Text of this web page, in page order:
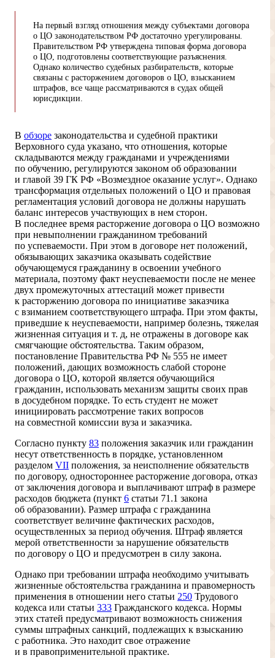
На первый взгляд отношения между субъектами договора
о ЦО законодательством РФ достаточно урегулированы.
Правительством РФ утверждена типовая форма договора
о ЦО, подготовлены соответствующие разъяснения.
Однако количество судебных разбирательств, которые
связаны с расторжением договоров о ЦО, взысканием
штрафов, все чаще рассматриваются в судах общей
юрисдикции.
В обзоре законодательства и судебной практики
Верховного суда указано, что отношения, которые
складываются между гражданами и учреждениями
по обучению, регулируются законом об образовании
и главой 39 ГК РФ «Возмездное оказание услуг». Однако
трансформация отдельных положений о ЦО и правовая
регламентация условий договора не должны нарушать
баланс интересов участвующих в нем сторон.
В последнее время расторжение договора о ЦО возможно
при невыполнении гражданином требований
по успеваемости. При этом в договоре нет положений,
обязывающих заказчика оказывать содействие
обучающемуся гражданину в освоении учебного
материала, поэтому факт неуспеваемости после не менее
двух промежуточных аттестаций может привести
к расторжению договора по инициативе заказчика
с взиманием соответствующего штрафа. При этом факты,
приведшие к неуспеваемости, например болезнь, тяжелая
жизненная ситуация и т. д, не отражены в договоре как
смягчающие обстоятельства. Таким образом,
постановление Правительства РФ № 555 не имеет
положений, дающих возможность слабой стороне
договора о ЦО, которой является обучающийся
гражданин, использовать механизм защиты своих прав
в досудебном порядке. То есть студент не может
инициировать рассмотрение таких вопросов
на совместной комиссии вуза и заказчика.
Согласно пункту 83 положения заказчик или гражданин
несут ответственность в порядке, установленном
разделом VII положения, за неисполнение обязательств
по договору, одностороннее расторжение договора, отказ
от заключения договора и выплачивают штраф в размере
расходов бюджета (пункт 6 статьи 71.1 закона
об образовании). Размер штрафа с гражданина
соответствует величине фактических расходов,
осуществленных за период обучения. Штраф является
мерой ответственности за нарушение обязательств
по договору о ЦО и предусмотрен в силу закона.
Однако при требовании штрафа необходимо учитывать
жизненные обстоятельства гражданина и правомерность
применения в отношении него статьи 250 Трудового
кодекса или статьи 333 Гражданского кодекса. Нормы
этих статей предусматривают возможность снижения
суммы штрафных санкций, подлежащих к взысканию
с работника. Это находит свое отражение
и в правоприменительной практике.